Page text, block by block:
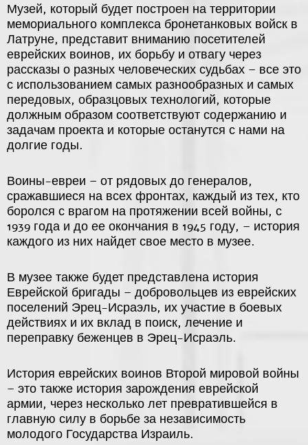
Музей, который будет построен на территории
мемориального комплекса бронетанковых войск в
Латруне, представит вниманию посетителей
еврейских воинов, их борьбу и отвагу через
рассказы о разных человеческих судьбах – все это
с использованием самых разнообразных и самых
передовых, образцовых технологий, которые
должным образом соответствуют содержанию и
задачам проекта и которые останутся с нами на
долгие годы.
Воины-евреи – от рядовых до генералов,
сражавшиеся на всех фронтах, каждый из тех, кто
боролся с врагом на протяжении всей войны, с
1939 года и до ее окончания в 1945 году, – история
каждого из них найдет свое место в музее.
В музее также будет представлена история
Еврейской бригады – добровольцев из еврейских
поселений Эрец-Исраэль, их участие в боевых
действиях и их вклад в поиск, лечение и
переправку беженцев в Эрец-Исраэль.
История еврейских воинов Второй мировой войны
– это также история зарождения еврейской
армии, через несколько лет превратившейся в
главную силу в борьбе за независимость
молодого Государства Израиль.